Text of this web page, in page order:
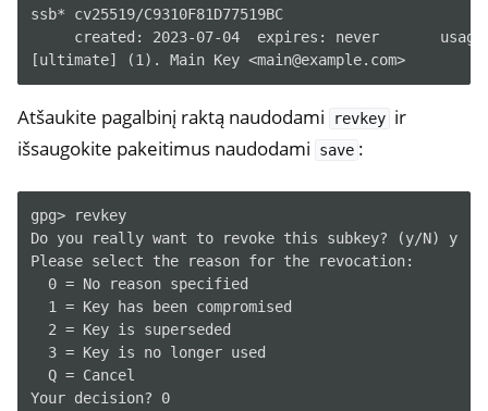
ssb* cv25519/C9310F81D77519BC
created: 2023-07-04  expires: never
Atšaukite pagalbinį raktą naudodami revkey ir
išsaugokite pakeitimus naudodami
save :
gpg> revkey
Do you really want to revoke this subkey? (y/N) y
Please select the reason for the revocation:
  0 = No reason specified
  1 = Key has been compromised
  2 = Key is superseded
  3 = Key is no longer used
  Q = Cancel
Your decision? 0